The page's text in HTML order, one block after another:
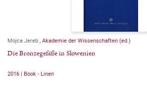
Mojca Jereb , Akademie der Wissenschaften (ed.)
Die Bronzegefäße in Slowenien
2016 | Book - Linen